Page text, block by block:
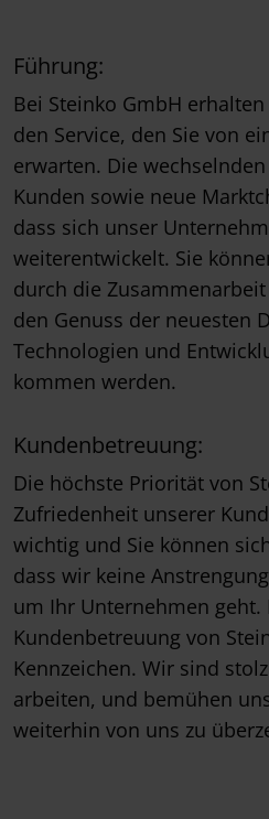
Führung:
Bei Steinko GmbH
den Service, den Sie von
erwarten. Die
Kunden sowie neue
dass sich unser
weiterentwickelt. Sie
durch die
den Genuss der neuesten
Technologien und
kommen werden.
Kundenbetreuung:
Die höchste Priorität von
Zufriedenheit unserer
wichtig und Sie können
dass wir keine
um Ihr Unternehmen geht.
Kundenbetreuung von
Kennzeichen. Wir sind
arbeiten, und bemühen
weiterhin von uns zu